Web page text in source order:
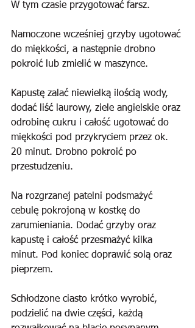
W tym czasie przygotować farsz.
Namoczone wcześniej grzyby ugotować
do miękkości, a następnie drobno
pokroić lub zmielić w maszynce.
Kapustę zalać niewielką ilością wody,
dodać liść laurowy, ziele angielskie oraz
odrobinę cukru i całość ugotować do
miękkości pod przykryciem przez ok.
20 minut. Drobno pokroić po
przestudzeniu.
Na rozgrzanej patelni podsmażyć
cebulę pokrojoną w kostkę do
zarumieniania. Dodać grzyby oraz
kapustę i całość przesmażyć kilka
minut. Pod koniec doprawić solą oraz
pieprzem.
Schłodzone ciasto krótko wyrobić,
podzielić na dwie części, każdą